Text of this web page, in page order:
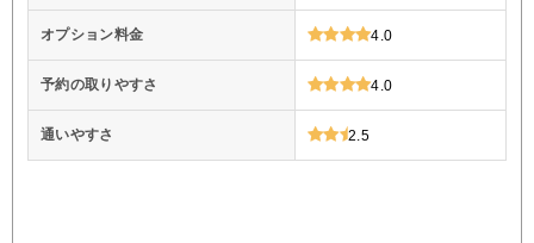
オプション料金 4.0
予約の取りやすさ 4.0
通いやすさ 2.5